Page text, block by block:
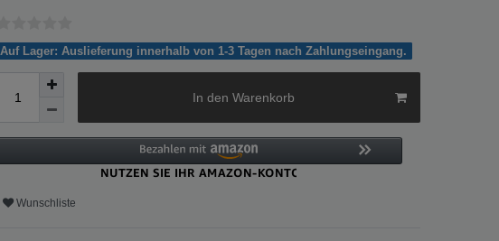
Auf Lager: Auslieferung innerhalb von 1-3 Tagen nach Zahlungseingang.
In den Warenkorb
Wunschliste